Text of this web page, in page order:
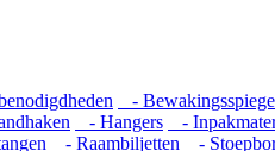
-
- Hangers -
- Raambiljetten -